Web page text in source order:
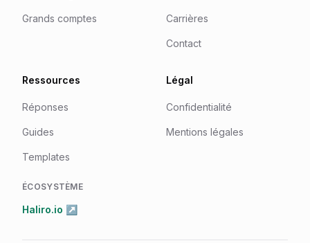
Grands comptes Carrières
Contact
Ressources
Réponses
Guides
Templates
ÉCOSYSTÈME
Haliro.io ↗
Légal
Confidentialité
Mentions légales